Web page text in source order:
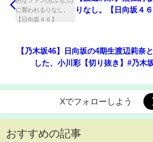
りなし。【日向坂４６
【乃木坂46】日向坂の4期生渡辺莉奈
した、小川彩【切り抜き】#乃木
Xでフォローしよう
おすすめの記事